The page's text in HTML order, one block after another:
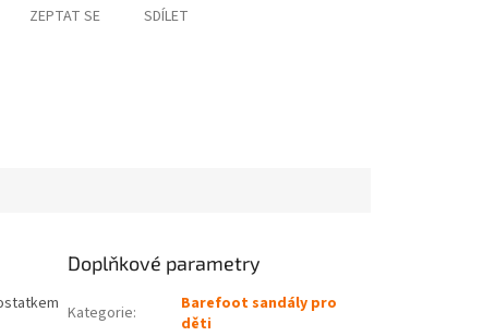
ZEPTAT SE SDÍLET
Doplňkové parametry
Kategorie:
Barefoot sandály pro
děti